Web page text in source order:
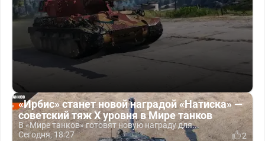
«Ирбис» станет новой наградой «Натиска» —
советский тяж X уровня в Мире танков
В «Мире танков» готовят новую награду для...
Сегодня, 18:27
2